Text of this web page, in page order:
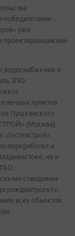
победителями -
уже
проектировщиками
водоснабжения и
ЗПО
пунктов
Пушкинского
(Москва).
переработке и
но и
станциями
всех объектов